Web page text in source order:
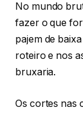
No mundo
fazer o que
pajem de
roteiro e nos
bruxaria.
Os cortes nas